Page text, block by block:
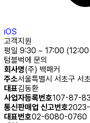
iOS
고객지원
평일 9:30 ~ 17:00
텀블벅에 문의
회사명(주) 백패커
주소서울특별시 서초구 서
대표김동환
사업자등록번호107-87-
통신판매업 신고번호2023-
대표번호02-6080-0760